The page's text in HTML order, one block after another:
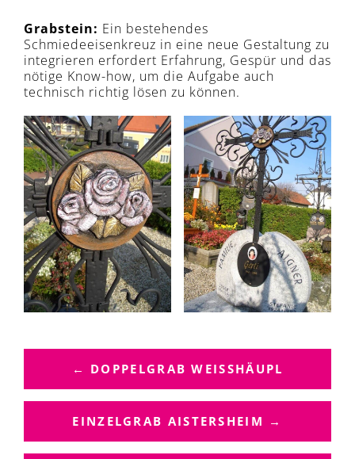
Grabstein: Ein bestehendes
Schmiedeeisenkreuz in eine neue Gestaltung zu
integrieren erfordert Erfahrung, Gespür und das
nötige Know-how, um die Aufgabe auch
technisch richtig lösen zu können.
B
I
T
A
← DOPPELGRAB WEISSHÄUPL
EINZELGRAB AISTERSHEIM →